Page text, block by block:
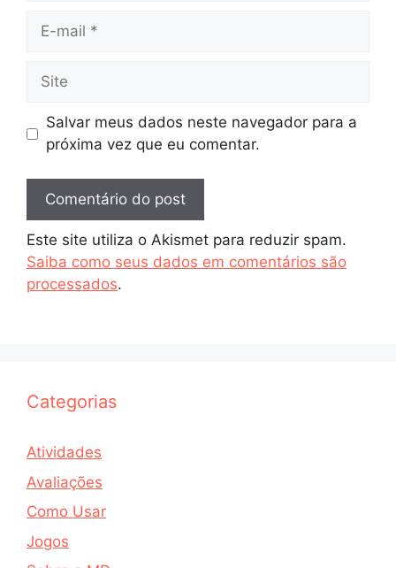
Site
Salvar meus dados neste navegador para a
próxima vez que eu comentar.
Este site utiliza o Akismet para reduzir spam.
Saiba como seus dados em comentários são
processados.
Categorias
Atividades
Avaliações
Como Usar
Jogos